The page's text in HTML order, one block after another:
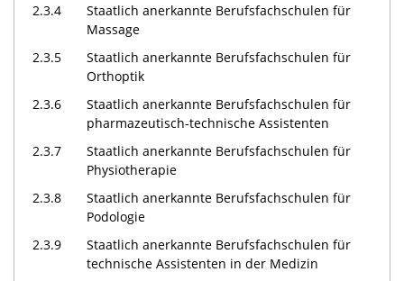
2.3.4
Staatlich anerkannte Berufsfachschulen für
Massage
2.3.5
Staatlich anerkannte Berufsfachschulen für
Orthoptik
2.3.6
Staatlich anerkannte Berufsfachschulen für
pharmazeutisch-technische Assistenten
2.3.7
Staatlich anerkannte Berufsfachschulen für
Physiotherapie
2.3.8
Staatlich anerkannte Berufsfachschulen für
Podologie
2.3.9
Staatlich anerkannte Berufsfachschulen für
technische Assistenten in der Medizin